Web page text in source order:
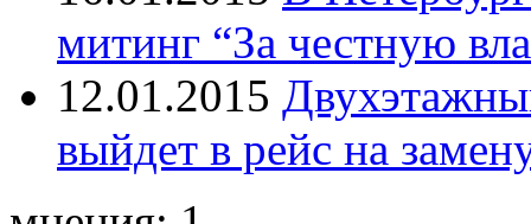
митинг “За честную
12.01.2015
выйдет в рейс на